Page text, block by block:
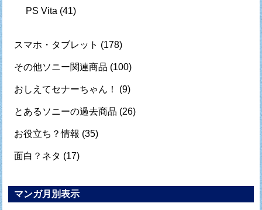
PS Vita (41)
スマホ・タブレット (178)
その他ソニー関連商品 (100)
おしえてセナーちゃん！ (9)
とあるソニーの過去商品 (26)
お役立ち？情報 (35)
面白？ネタ (17)
マンガ月別表示